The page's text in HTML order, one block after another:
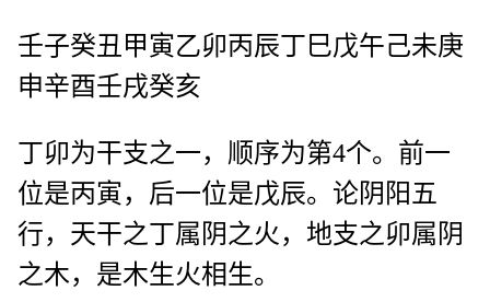
壬子癸丑甲寅乙卯丙辰丁巳戊午己未庚
申辛酉壬戌癸亥
丁卯为干支之一，顺序为第4个。前一
位是丙寅，后一位是戊辰。论阴阳五
行，天干之丁属阴之火，地支之卯属阴
之木，是木生火相生。